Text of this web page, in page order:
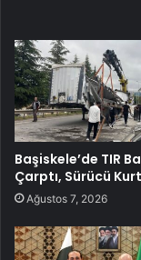
Başiskele’de TIR
Çarptı, Sürücü
Ağustos 7, 2026